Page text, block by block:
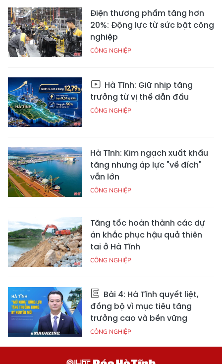
Điện thương phẩm tăng hơn
20%: Động lực từ sức bật công
nghiệp
CÔNG NGHIỆP
Hà Tĩnh: Giữ nhịp tăng
trưởng từ vị thế dẫn đầu
CÔNG NGHIỆP
Hà Tĩnh: Kim ngạch xuất khẩu
tăng nhưng áp lực "về đích"
vẫn lớn
CÔNG NGHIỆP
Tăng tốc hoàn thành các dự
án khắc phục hậu quả thiên
tai ở Hà Tĩnh
CÔNG NGHIỆP
Bài 4: Hà Tĩnh quyết liệt,
đồng bộ vì mục tiêu tăng
trưởng cao và bền vững
CÔNG NGHIỆP